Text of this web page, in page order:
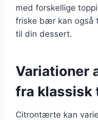
med forskellige
friske bær kan også
til din dessert.
Variationer
fra klassisk
Citrontærte kan